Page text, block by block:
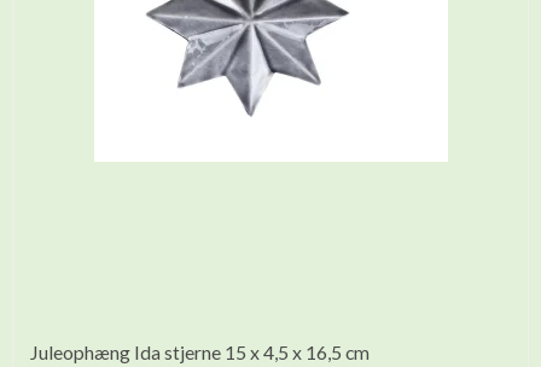
Juleophæng Ida stjerne 15 x 4,5 x 16,5 cm